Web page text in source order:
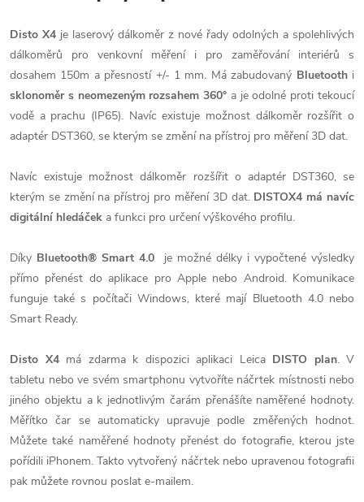
Disto X4 je laserový dálkoměr z nové řady odolných a spolehlivých
dálkoměrů pro venkovní měření i pro zaměřování interiérů s
dosahem 150m a přesností +/- 1 mm. Má zabudovaný Bluetoothi
sklonoměr s neomezeným rozsahem 360° a je odolné proti tekoucí
vodě a prachu (IP65). Navíc existuje možnost dálkoměr rozšířit o
adaptér DST360, se kterým se změní na přístroj pro měření 3D dat.
Navíc existuje možnost dálkoměr rozšířit o adaptér DST360, se
kterým se změní na přístroj pro měření 3D dat. DISTOX4 má navíc
digitální hledáček a funkci pro určení výškového profilu.
Díky Bluetooth® Smart 4.0 je možné délky i vypočtené výsledky
přímo přenést do aplikace pro Apple nebo Android. Komunikace
funguje také s počítači Windows, které mají Bluetooth 4.0 nebo
Smart Ready.
Disto X4má zdarma k dispozici aplikaci LeicaDISTO plan. V
tabletu nebo ve svém smartphonu vytvoříte náčrtek místnosti nebo
jiného objektu a k jednotlivým čarám přenášíte naměřené hodnoty.
Měřítko čar se automaticky upravuje podle změřených hodnot.
Můžete také naměřené hodnoty přenést do fotografie, kterou jste
pořídili iPhonem. Takto vytvořený náčrtek nebo upravenou fotografii
pak můžete rovnou poslat e-mailem.